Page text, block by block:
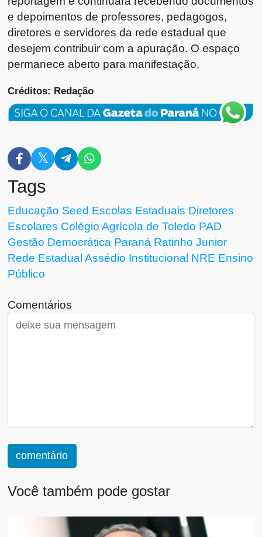
e depoimentos de professores, pedagogos,
diretores e servidores da rede estadual que
desejem contribuir com a apuração. O espaço
permanece aberto para manifestação.
Créditos: Redação
Tags
Educação Seed Escolas Estaduais Diretores
Escolares Colégio Agrícola de Toledo PAD
Gestão Democrática Paraná Ratinho Junior
Rede Estadual Assédio Institucional NRE Ensino
Público
Comentários
comentário
Você também pode gostar